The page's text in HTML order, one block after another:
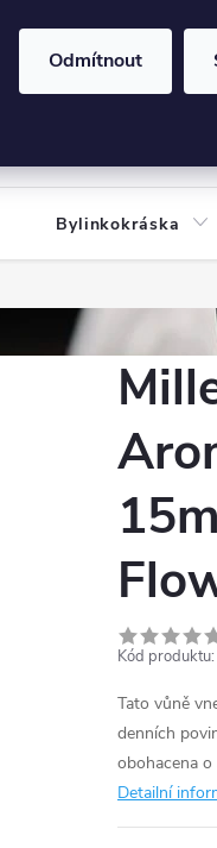
Odmítnout
Bylinkokráska
Kód produktu:
Tato vůně
denních
obohacena
Detailní